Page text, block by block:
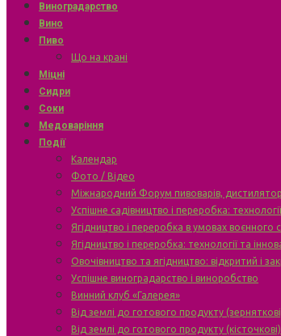
Виноградарство
Вино
Пиво
Що на крані
Міцні
Сидри
Соки
Медоваріння
Події
Календар
Фото / Відео
Міжнародний Форум пивоварів,
Успішне садівництво і переробка:
Ягідництво і переробка в умовах воєнного
Ягідництво і переробка: технології та
Овочівництво та ягідництво: відкритий і
Успішне виноградарство і виноробство
Винний клуб «Галерея»
Від землі до готового продукту
Від землі до готового продукту (кісточкові)